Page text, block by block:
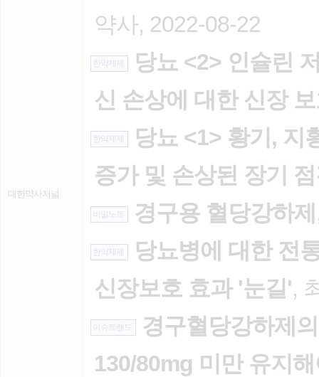
대한약사저널
약사, 2022-08-22
한약제제
당뇨 <2> 인슐린
신 손상에 대한 신장
한약제제
당뇨 <1> 황기, 지
증가 및 손상된 장기
비밀노트 경구용 혈당강하제
한약제제
당뇨병에 대한 전
신장보호 효과 '눈길',
이슈트랜드
경구혈당강하제
130/80mg 미만 유지